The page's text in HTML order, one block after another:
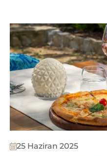
25 Haziran 2025